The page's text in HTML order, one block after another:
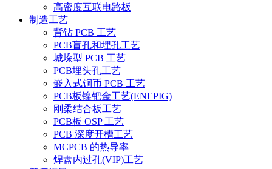
高密度互联电路板
制造工艺
背钻 PCB 工艺
PCB盲孔和埋孔工艺
城垛型 PCB 工艺
PCB埋头孔工艺
嵌入式铜币 PCB 工艺
PCB板镍钯金工艺(ENEPIG)
刚柔结合板工艺
PCB板 OSP 工艺
PCB 深度开槽工艺
MCPCB 的热导率
焊盘内过孔(VIP)工艺